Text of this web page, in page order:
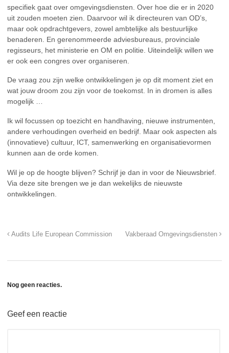
specifiek gaat over omgevingsdiensten. Over hoe die er in 2020
uit zouden moeten zien. Daarvoor wil ik directeuren van OD’s,
maar ook opdrachtgevers, zowel ambtelijke als bestuurlijke
benaderen. En gerenommeerde adviesbureaus, provinciale
regisseurs, het ministerie en OM en politie. Uiteindelijk willen we
er ook een congres over organiseren.
De vraag zou zijn welke ontwikkelingen je op dit moment ziet en
wat jouw droom zou zijn voor de toekomst. In in dromen is alles
mogelijk …
Ik wil focussen op toezicht en handhaving, nieuwe instrumenten,
andere verhoudingen overheid en bedrijf. Maar ook aspecten als
(innovatieve) cultuur, ICT, samenwerking en organisatievormen
kunnen aan de orde komen.
Wil je op de hoogte blijven? Schrijf je dan in voor de Nieuwsbrief.
Via deze site brengen we je dan wekelijks de nieuwste
ontwikkelingen.
Audits Life European Commission Vakberaad Omgevingsdiensten
Nog geen reacties.
Geef een reactie